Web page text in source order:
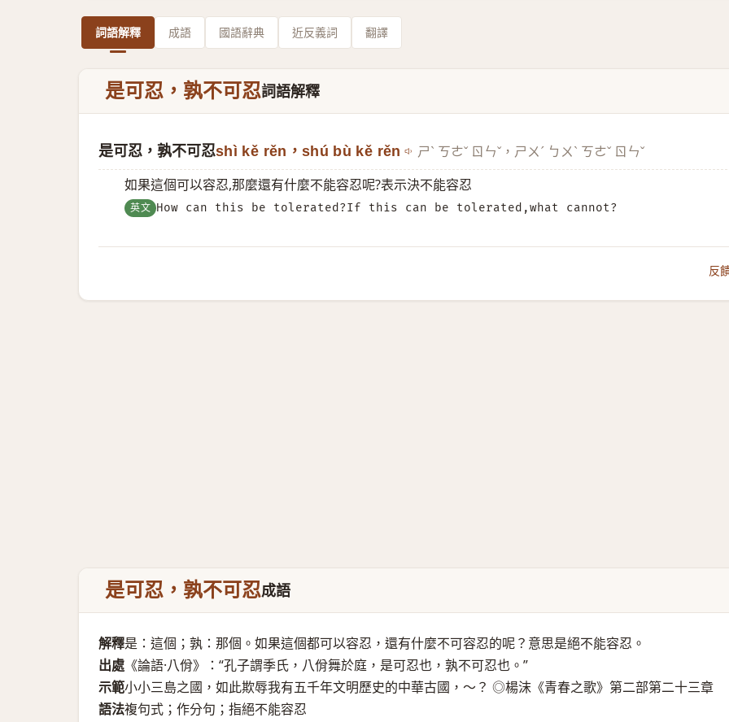
詞語解釋 成語 國語辭典 近反義詞 翻譯
是可忍，孰不可忍詞語解釋
是可忍，孰不可忍shì kě rěn，shú bù kě rěn ㄕˋ ㄎㄜˇ ㄖㄣˇ，ㄕㄨˊ ㄅㄨˋ ㄎㄜˇ ㄖㄣˇ
如果這個可以容忍,那麼還有什麼不能容忍呢?表示決不能容忍
英文 How can this be tolerated?If this can be tolerated,what cannot?
反
是可忍，孰不可忍成語
解釋是：這個；孰：那個。如果這個都可以容忍，還有什麼不可容忍的呢？意思是絕不能容忍。
出處 《論語·八佾》：“孔子謂季氏，八佾舞於庭，是可忍也，孰不可忍也。”
示範小小三島之國，如此欺辱我有五千年文明歷史的中華古國，～？ ◎楊沫《青春之歌》第二部第二十三章
語法複句式；作分句；指絕不能容忍